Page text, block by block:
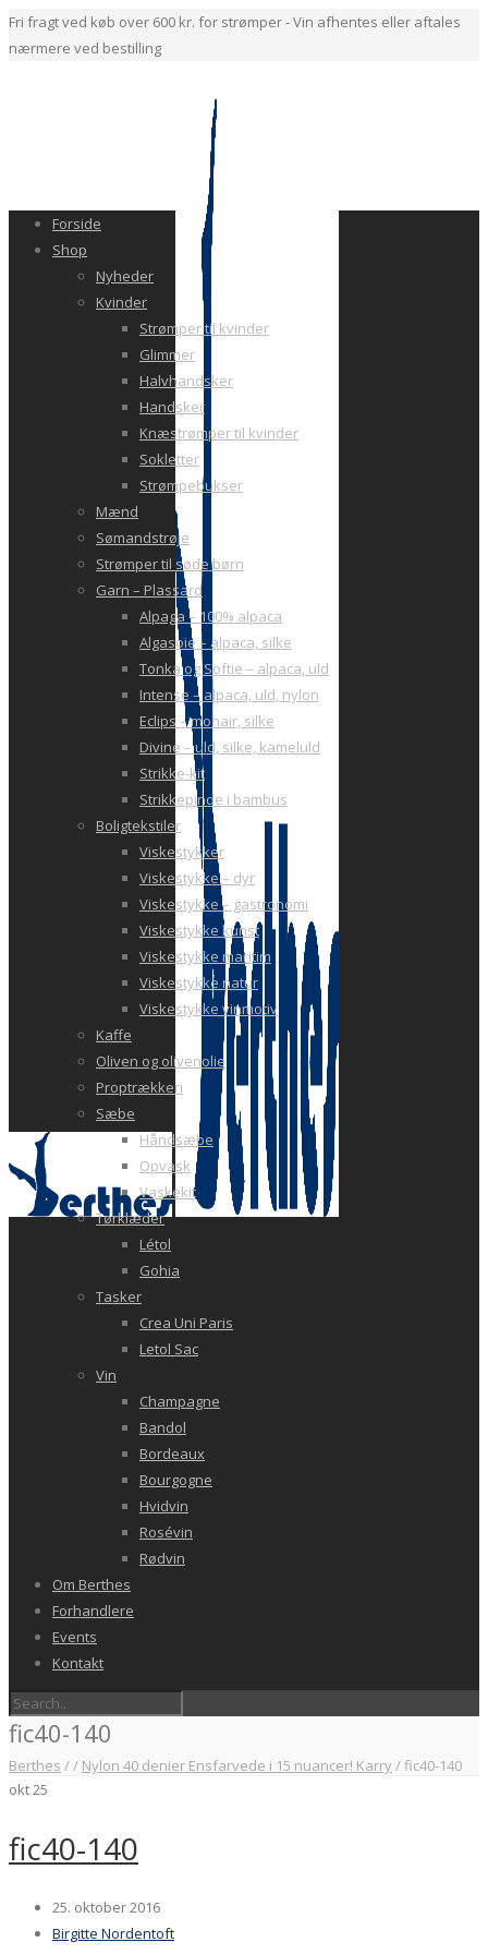
Fri fragt ved køb over 600 kr. for strømper - Vin afhentes eller aftales
nærmere ved bestilling
Forside
Shop
Nyheder
Kvinder
Strømper til kvinder
Glimmer
Halvhandsker
Handsker
Knæstrømper til kvinder
Sokletter
Strømpebukser
Mænd
Sømandstrøje
Strømper til søde børn
Garn – Plassard
Alpaga – 100% alpaca
Algasoie – alpaca, silke
Tonka og Softie – alpaca, uld
Intense – alpaca, uld, nylon
Eclips – mohair, silke
Divine – uld, silke, kameluld
Strikke-kit
Strikkepinde i bambus
Boligtekstiler
Viskestykker
Viskestykke – dyr
Viskestykke – gastronomi
Viskestykke kunst
Viskestykke maritim
Viskestykke natur
Viskestykke vinmotiv
Kaffe
Oliven og olivenolie
Proptrækkeri
Sæbe
Håndsæbe
Opvask
Vaskekit
Tørklæder
Létol
Gohia
Tasker
Crea Uni Paris
Letol Sac
Vin
Champagne
Bandol
Bordeaux
Bourgogne
Hvidvin
Rosévin
Rødvin
Om Berthes
Forhandlere
Events
Kontakt
fic40-140
Berthes // Nylon 40 denier Ensfarvede i 15 nuancer! Karry/fic40-140
okt25
fic40-140
25. oktober 2016
Birgitte Nordentoft